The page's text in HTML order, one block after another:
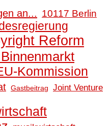
an... 10117 Berlin
Reform
Kommission
Gastbeitrag Joint Venture